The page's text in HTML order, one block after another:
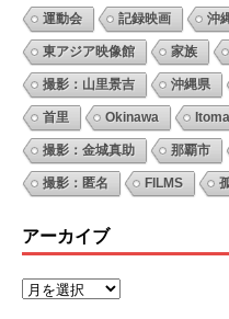
運動会 記録映画 沖
東アジア映像館 家族
撮影：山里景吉 沖縄県
首里 Okinawa
撮影：金城真助 那覇市
撮影：匿名 FILMS
アーカイブ